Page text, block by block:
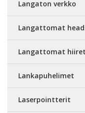
Langaton verkko
Langattomat
Langattomat hiiret
Lankapuhelimet
Laserpointterit